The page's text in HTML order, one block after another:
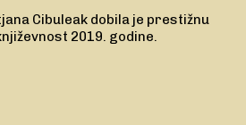
Cibuleak dobila je prestižnu
2019. godine.